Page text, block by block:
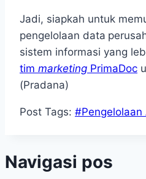
Jadi, siapkah untuk
pengelolaan data
sistem informasi yang
tim marketing PrimaDoc
(Pradana)
Post Tags: #Pengelolaan
Navigasi pos